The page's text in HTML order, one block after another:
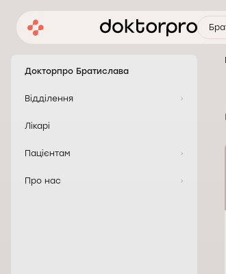
Докторпро Братислава
Відділення
Лікарі
Пацієнтам
Про нас